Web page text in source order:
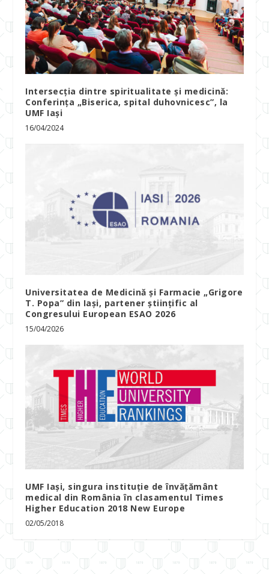
Intersecția dintre spiritualitate și medicină:
Conferința „Biserica, spital duhovnicesc”, la
UMF Iași
16/04/2024
Universitatea de Medicină și Farmacie „Grigore
T. Popa” din Iași, partener științific al
Congresului European ESAO 2026
15/04/2026
UMF Iași, singura instituţie de învăţământ
medical din România în clasamentul Times
Higher Education 2018 New Europe
02/05/2018